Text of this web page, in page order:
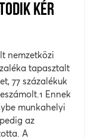
KÉR
nemzetközi
tapasztalt
77 százalékuk
Ennek
munkahelyi
az
A